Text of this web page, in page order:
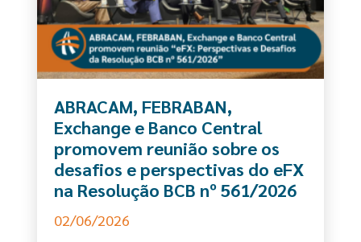
ABRACAM, FEBRABAN,
Exchange e Banco Central
promovem reunião sobre os
desafios e perspectivas do eFX
na Resolução BCB nº 561/2026
02/06/2026